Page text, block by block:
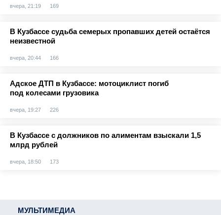
вчера, 21:19 169
В Кузбассе судьба семерых пропавших детей остаётся
неизвестной
вчера, 20:44 166
Адское ДТП в Кузбассе: мотоциклист погиб
под колесами грузовика
вчера, 19:27 226
В Кузбассе с должников по алиментам взыскали 1,5
млрд рублей
вчера, 18:50 173
МУЛЬТИМЕДИА